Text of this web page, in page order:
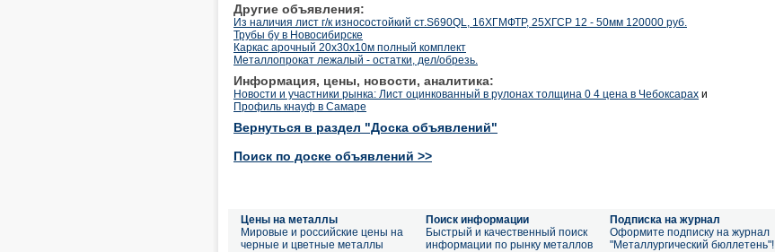
Другие объявления:
Из наличия лист г/к износостойкий ст.S690QL, 16ХГМФТР, 25ХГСР 12 - 50мм 120000 руб.
Трубы бу в Новосибирске
Каркас арочный 20х30х10м полный комплект
Металлопрокат лежалый - остатки, дел/обрезь.
Информация, цены, новости, аналитика:
Новости и участники рынка: Лист оцинкованный в рулонах толщина 0 4 цена в Чебоксарах и
Профиль кнауф в Самаре
Вернуться в раздел "Доска объявлений"
Поиск по доске объявлений >>
Цены на металлы
Мировые и российские цены на
черные и цветные металлы
Поиск информации
Быстрый и качественный поиск
информации по рынку металлов
Подписка на журнал
Оформите подписку на журнал
"Металлургический бюллетень"!